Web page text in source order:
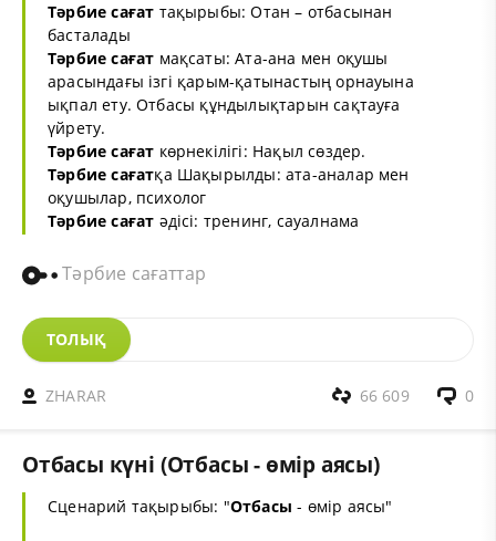
Тәрбие сағат тақырыбы: Отан – отбасынан
басталады
Тәрбие сағат мақсаты: Ата-ана мен оқушы
арасындағы ізгі қарым-қатынастың орнауына
ықпал ету. Отбасы құндылықтарын сақтауға
үйрету.
Тәрбие сағат көрнекілігі: Нақыл сөздер.
Тәрбие сағатқа Шақырылды: ата-аналар мен
оқушылар, психолог
Тәрбие сағат әдісі: тренинг, сауалнама
Тәрбие сағаттар
ТОЛЫҚ
ZHARAR 0
66 609
Отбасы күні (Отбасы - өмір аясы)
Сценарий тақырыбы: "Отбасы - өмір аясы"